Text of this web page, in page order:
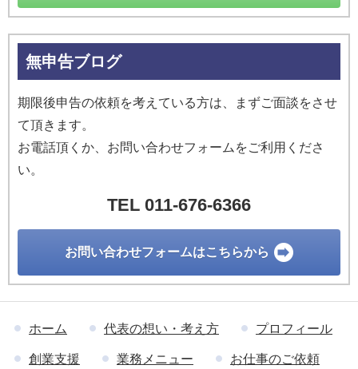
無申告ブログ
期限後申告の依頼を考えている方は、まずご面談をさせ
て頂きます。
お電話頂くか、お問い合わせフォームをご利用くださ
い。
TEL 011-676-6366
お問い合わせフォームはこちらから
ホーム 代表の想い・考え方 プロフィール
創業支援 業務メニュー お仕事のご依頼